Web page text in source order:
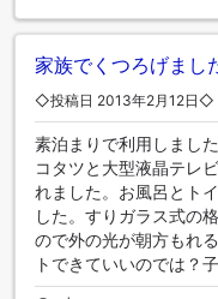
家族でくつろげまし
◇投稿日 2013年2月12日◇
素泊まりで利用しまし
コタツと大型液晶テレ
れました。お風呂とト
した。すりガラス式の
ので外の光が朝方もれ
トできていいのでは？